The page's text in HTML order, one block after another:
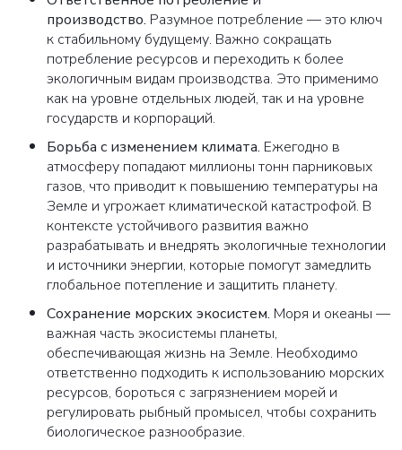
производство. Разумное потребление — это ключ
к стабильному будущему. Важно сокращать
потребление ресурсов и переходить к более
экологичным видам производства. Это применимо
как на уровне отдельных людей, так и на уровне
государств и корпораций.
Борьба с изменением климата. Ежегодно в
атмосферу попадают миллионы тонн парниковых
газов, что приводит к повышению температуры на
Земле и угрожает климатической катастрофой. В
контексте устойчивого развития важно
разрабатывать и внедрять экологичные технологии
и источники энергии, которые помогут замедлить
глобальное потепление и защитить планету.
Сохранение морских экосистем. Моря и океаны —
важная часть экосистемы планеты,
обеспечивающая жизнь на Земле. Необходимо
ответственно подходить к использованию морских
ресурсов, бороться с загрязнением морей и
регулировать рыбный промысел, чтобы сохранить
биологическое разнообразие.